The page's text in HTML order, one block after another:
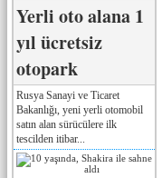
Yerli oto alana 1
yıl ücretsiz
otopark
Rusya Sanayi ve Ticaret
Bakanlığı, yeni yerli otomobil
satın alan sürücülere ilk
tescilden itibar...